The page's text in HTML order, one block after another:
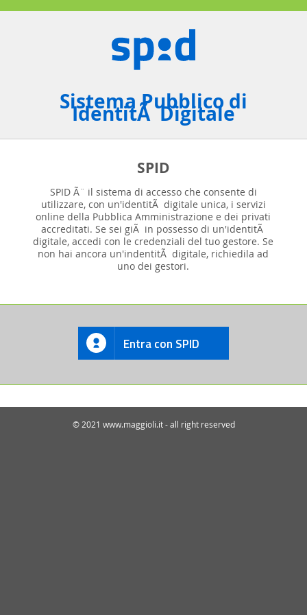
Sistema Pubblico di
IdentitÃ Digitale
SPID
SPID Ã¨ il sistema di accesso che consente di
utilizzare, con un'identitÃ digitale unica, i servizi
online della Pubblica Amministrazione e dei privati
accreditati. Se sei giÃ in possesso di un'identitÃ
digitale, accedi con le credenziali del tuo gestore. Se
non hai ancora un'indentitÃ digitale, richiedila ad
uno dei gestori.
Entra con SPID
© 2021 www.maggioli.it - all right reserved